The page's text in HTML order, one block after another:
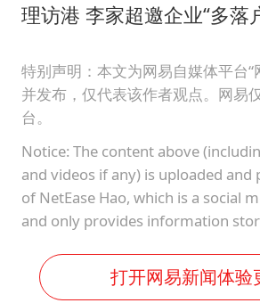
理访港 李家超邀企业“多落
特别声明：本文为网易自媒体平台“
并发布，仅代表该作者观点。网易
台。
Notice: The content above
and videos if any) is uploaded and
of NetEase Hao, which is a social
and only provides information
打开网易新闻体验